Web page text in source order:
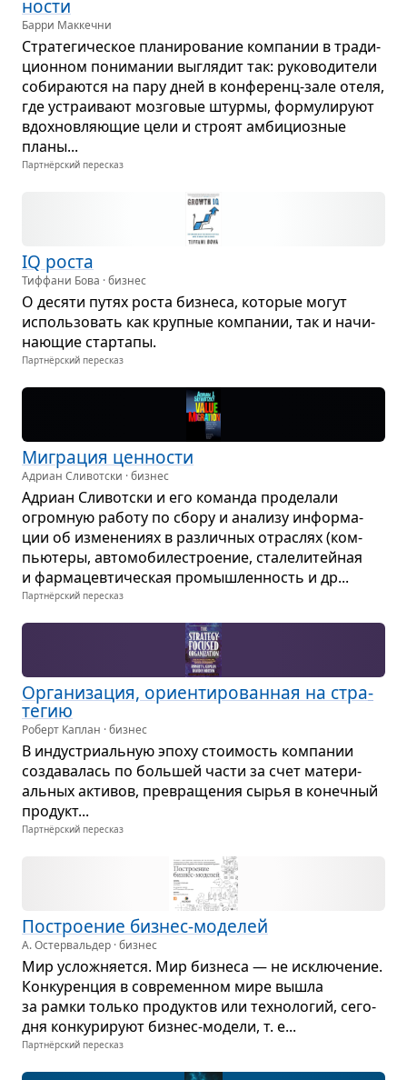
но­сти
Барри Маккечни
Стра­те­ги­че­ское пла­ни­ро­ва­ние ком­па­нии в тра­ди­
ци­он­ном пони­ма­нии выгля­дит так: руко­во­ди­тели
соби­ра­ются на пару дней в кон­фе­ренц-зале отеля,
где устра­и­вают моз­го­вые штурмы, фор­му­ли­руют
вдох­нов­ля­ю­щие цели и строят амби­ци­оз­ные
планы...
Партнёрский пересказ
IQ роста
Тиффани Бова · бизнес
О десяти путях роста биз­неса, кото­рые могут
исполь­зо­вать как круп­ные ком­па­нии, так и начи­
на­ю­щие стар­тапы.
Партнёрский пересказ
Мигра­ция цен­но­сти
Адриан Сливотски · бизнес
Адриан Сли­вот­ски и его команда про­де­лали
огром­ную работу по сбору и ана­лизу инфор­ма­
ции об изме­не­ниях в раз­лич­ных отрас­лях (ком­
пью­теры, авто­мо­би­ле­стро­е­ние, ста­ле­ли­тей­ная
и фар­ма­цев­ти­че­ская про­мыш­лен­ность и др...
Партнёрский пересказ
Орга­ни­за­ция, ори­ен­ти­ро­ван­ная на стра­
те­гию
Роберт Каплан · бизнес
В инду­стри­аль­ную эпоху сто­и­мость ком­па­нии
созда­ва­лась по боль­шей части за счет мате­ри­
аль­ных акти­вов, пре­вра­ще­ния сырья в конеч­ный
про­дукт...
Партнёрский пересказ
Постро­е­ние биз­нес-моде­лей
А. Остервальдер · бизнес
Мир услож­ня­ется. Мир биз­неса — не исклю­че­ние.
Кон­ку­рен­ция в совре­мен­ном мире вышла
за рамки только про­дук­тов или тех­но­ло­гий, сего­
дня кон­ку­ри­руют биз­нес-модели, т. е...
Партнёрский пересказ